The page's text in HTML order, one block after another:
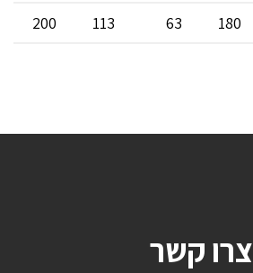
180
63
113
200
צרו קשר